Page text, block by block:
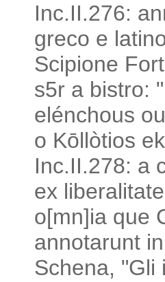
Inc.II.276:
greco e
Scipione
s5r a bistro:
elénchous
o Kōllòtios
Inc.II.278: a
ex
o[mn]ia que
annotarunt
Schena, "Gli